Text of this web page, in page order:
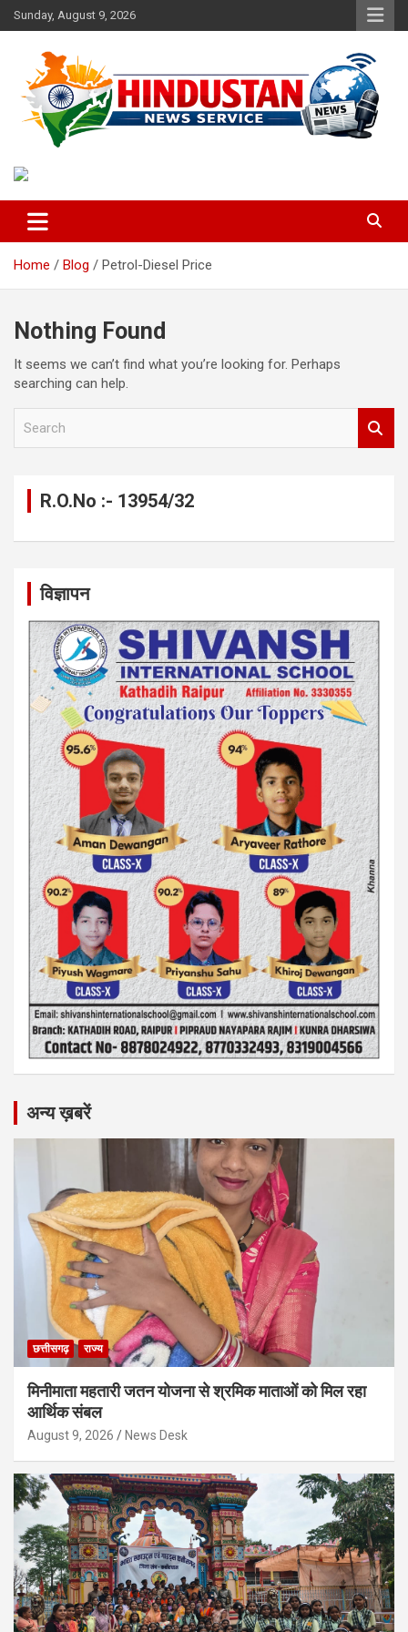
Skip
to
Sunday, August 9, 2026
Hindustan News Service
Home Blog Petrol-Diesel Price
Nothing Found
It seems we can’t find what you’re looking for. Perhaps
searching can help.
R.O.No :- 13954/32
विज्ञापन
अन्य ख़बरें
छत्तीसगढ़ राज्य
मिनीमाता महतारी जतन योजना से श्रमिक माताओं को मिल रहा
आर्थिक संबल
August 9, 2026 News Desk